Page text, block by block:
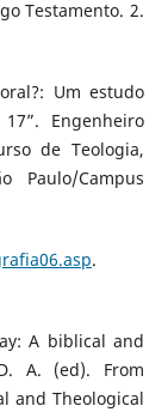
Testamento. 2.
Um estudo
Engenheiro
de Teologia,
Paulo/Campus
.
A biblical and
A. (ed). From
and Theological